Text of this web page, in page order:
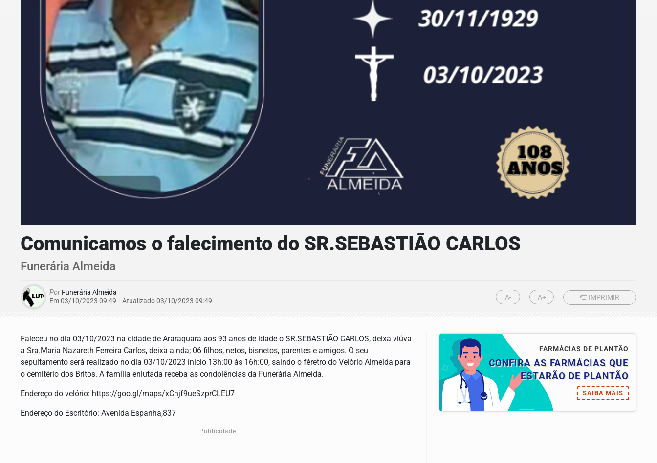
Comunicamos o falecimento do SR.SEBASTIÃO CARLOS
Funerária Almeida
Por Funerária Almeida
Em 03/10/2023 09:49 - Atualizado03/10/2023 09:49 A- A+ IMPRIMIR
Faleceu no dia 03/10/2023 na cidade de Araraquara aos 93 anos de idade o SR.SEBASTIÃO CARLOS, deixa viúva
a Sra.Maria Nazareth Ferreira Carlos, deixa ainda; 06 filhos, netos, bisnetos, parentes e amigos. O seu
sepultamento será realizado no dia 03/10/2023 inicio 13h:00 às 16h:00, saindo o féretro do Velório Almeida para
o cemitério dos Britos. A família enlutada receba as condolências da Funerária Almeida.
Endereço do velório: https://goo.gl/maps/xCnjf9ueSzprCLEU7
Endereço do Escritório: Avenida Espanha,837
Publicidade
FARMÁCIAS DE PLANTÃO
CONFIRA AS FARMÁCIAS QUE
ESTARÃO DE PLANTÃO
SAIBA MAIS